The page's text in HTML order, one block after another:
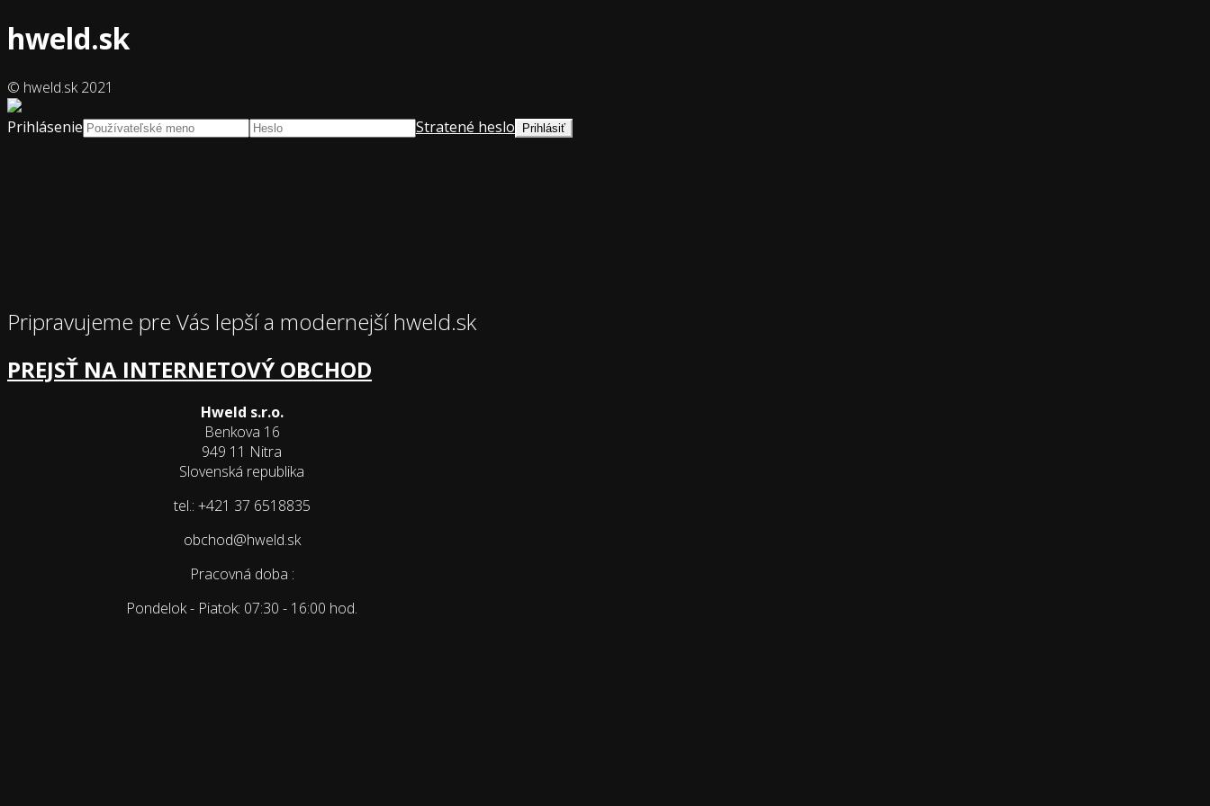
hweld.sk
Pripravujeme pre Vás lepší a modernejší hweld.sk
PREJSŤ NA INTERNETOVÝ OBCHOD
Hweld s.r.o.
Benkova 16
949 11 Nitra
Slovenská republika
tel.: +421 37 6518835
obchod@hweld.sk
Pracovná doba :
Pondelok - Piatok: 07:30 - 16:00 hod.
© hweld.sk 2021
Prihlásenie
Stratené heslo